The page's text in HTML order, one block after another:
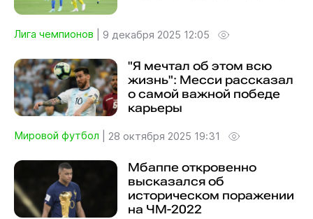
Лига чемпионов 9 декабря 2025 12:05
"Я мечтал об этом всю
жизнь": Месси рассказал
о самой важной победе
карьеры
Мировой футбол 28 октября 2025 19:31
Мбаппе откровенно
высказался об
историческом поражении
на ЧМ-2022